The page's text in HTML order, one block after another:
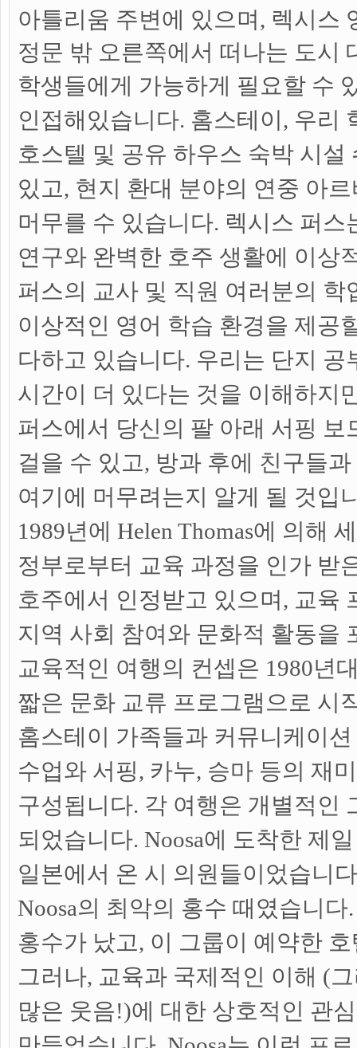
아틀리움 주변에 있으며, 렉시스
정문 밖 오른쪽에서 떠나는 도시
학생들에게 가능하게 필요할 수
인접해있습니다. 홈스테이, 우리
호스텔 및 공유 하우스 숙박 시설
있고, 현지 환대 분야의 연중 아
머무를 수 있습니다. 렉시스 퍼스
연구와 완벽한 호주 생활에 이상
퍼스의 교사 및 직원 여러분의 학
이상적인 영어 학습 환경을 제공
다하고 있습니다. 우리는 단지 공
시간이 더 있다는 것을 이해하지
퍼스에서 당신의 팔 아래 서핑 보
걸을 수 있고, 방과 후에 친구들
여기에 머무려는지 알게 될 것입
1989년에 Helen Thomas에 의해
정부로부터 교육 과정을 인가 받
호주에서 인정받고 있으며, 교육
지역 사회 참여와 문화적 활동을
교육적인 여행의 컨셉은 1980년
짧은 문화 교류 프로그램으로 시
홈스테이 가족들과 커뮤니케이
수업와 서핑, 카누, 승마 등의 재
구성됩니다. 각 여행은 개별적인
되었습니다. Noosa에 도착한 제
일본에서 온 시 의원들이었습니
Noosa의 최악의 홍수 때였습니다
홍수가 났고, 이 그룹이 예약한
그러나, 교육과 국제적인 이해 (
많은 웃음!)에 대한 상호적인 관